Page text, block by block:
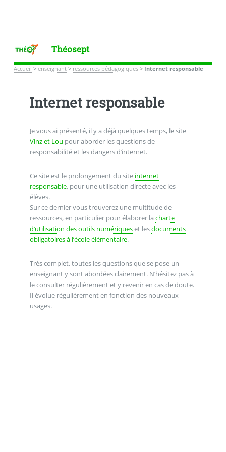
Théosept
Accueil > enseignant> ressources pédagogiques> Internet responsable
Internet responsable
Je vous ai présenté, il y a déjà quelques temps, le site
Vinz et Lou pour aborder les questions de
responsabilité et les dangers d’internet.
Ce site est le prolongement du site internet
responsable, pour une utilisation directe avec les
élèves.
Sur ce dernier vous trouverez une multitude de
ressources, en particulier pour élaborer la charte
d’utilisation des outils numériqueset lesdocuments
obligatoires à l’école élémentaire.
Très complet, toutes les questions que se pose un
enseignant y sont abordées clairement. N’hésitez pas à
le consulter régulièrement et y revenir en cas de doute.
Il évolue régulièrement en fonction des nouveaux
usages.